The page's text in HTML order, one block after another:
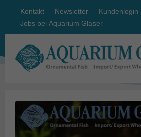
Kontakt Newsletter
Kundenlogin
Jobs bei Aquarium Glaser